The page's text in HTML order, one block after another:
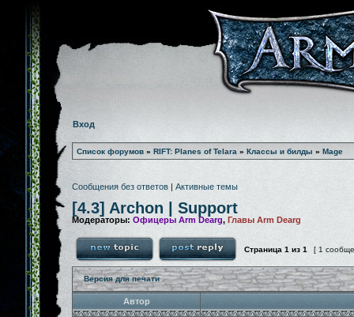
Вход
Список форумов » RIFT: Planes of Telara » Классы и билды » Mage
Сообщения без ответов | Активные темы
[4.3] Archon | Support
Модераторы: Офицеры Arm Dearg, Главы Arm Dearg
Страница 1 из 1 [ 1
Версия для печати
Автор